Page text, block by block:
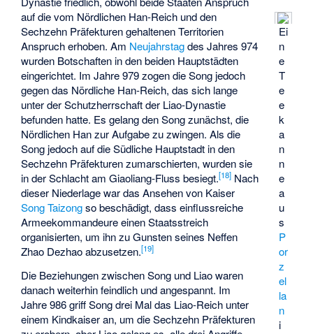
Ei
n
e
T
e
e
k
a
n
n
e
a
u
s
P
or
z
el
la
n
i
auf die vom Nördlichen Han-Reich und den
Sechzehn Präfekturengehaltenen Territorien
Anspruch erhoben. Am Neujahrstagdes Jahres 974
wurden Botschaften in den beiden Hauptstädten
eingerichtet. Im Jahre 979 zogen die Song jedoch
gegen das Nördliche Han-Reich, das sich lange
unter der Schutzherrschaft der Liao-Dynastie
befunden hatte. Es gelang den Song zunächst, die
Nördlichen Han zur Aufgabe zu zwingen. Als die
Song jedoch auf dieSüdliche Hauptstadt in den
Sechzehn Präfekturen zumarschierten, wurden sie
in derSchlacht am Giaoliang-Fluss besiegt.[18] Nach
dieser Niederlage war das Ansehen von Kaiser
Song Taizongso beschädigt, dass einflussreiche
Armeekommandeure einen Staatsstreich
organisierten, um ihn zu Gunsten seines Neffen
Zhao Dezhaoabzusetzen.[19]
Die Beziehungen zwischen Song und Liao waren
danach weiterhin feindlich und angespannt. Im
Jahre 986 griff Song drei Mal das Liao-Reich unter
einem Kindkaiser an, um die Sechzehn Präfekturen